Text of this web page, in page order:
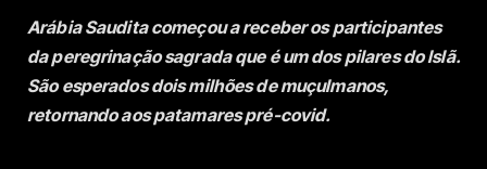
Arábia Saudita começou a receber os participantes
da peregrinação sagrada que é um dos pilares do Islã.
São esperados dois milhões de muçulmanos,
retornando aos patamares pré-covid.